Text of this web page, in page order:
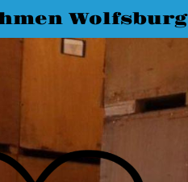
Wolfsburg